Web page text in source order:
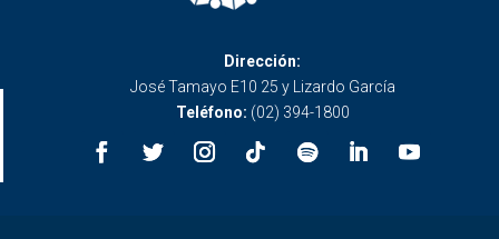
Dirección:
José Tamayo E10 25 y Lizardo García
Teléfono: (02) 394-1800